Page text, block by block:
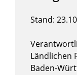
Stand:
Ländlichen
Baden-